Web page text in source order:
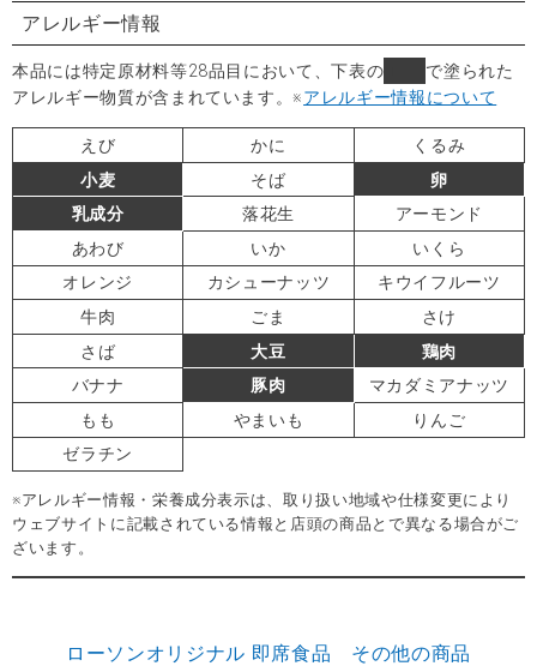
アレルギー情報
本品には特定原材料等28品目において、下表の
で塗られた
アレルギー物質が含まれています。※アレルギー情報について
えび かに
くるみ
小麦
そば
卵
乳成分
落花生
アーモンド
あわび
いか
いくら
オレンジ
カシューナッツ
キウイフルーツ
牛肉
ごま
さけ
さば
大豆
鶏肉
バナナ
豚肉
マカダミアナッツ
もも
やまいも
りんご
ゼラチン
※アレルギー情報・栄養成分表示は、取り扱い地域や仕様変更により
ウェブサイトに記載されている情報と店頭の商品とで異なる場合がご
ざいます。
ローソンオリジナル 即席食品 その他の商品